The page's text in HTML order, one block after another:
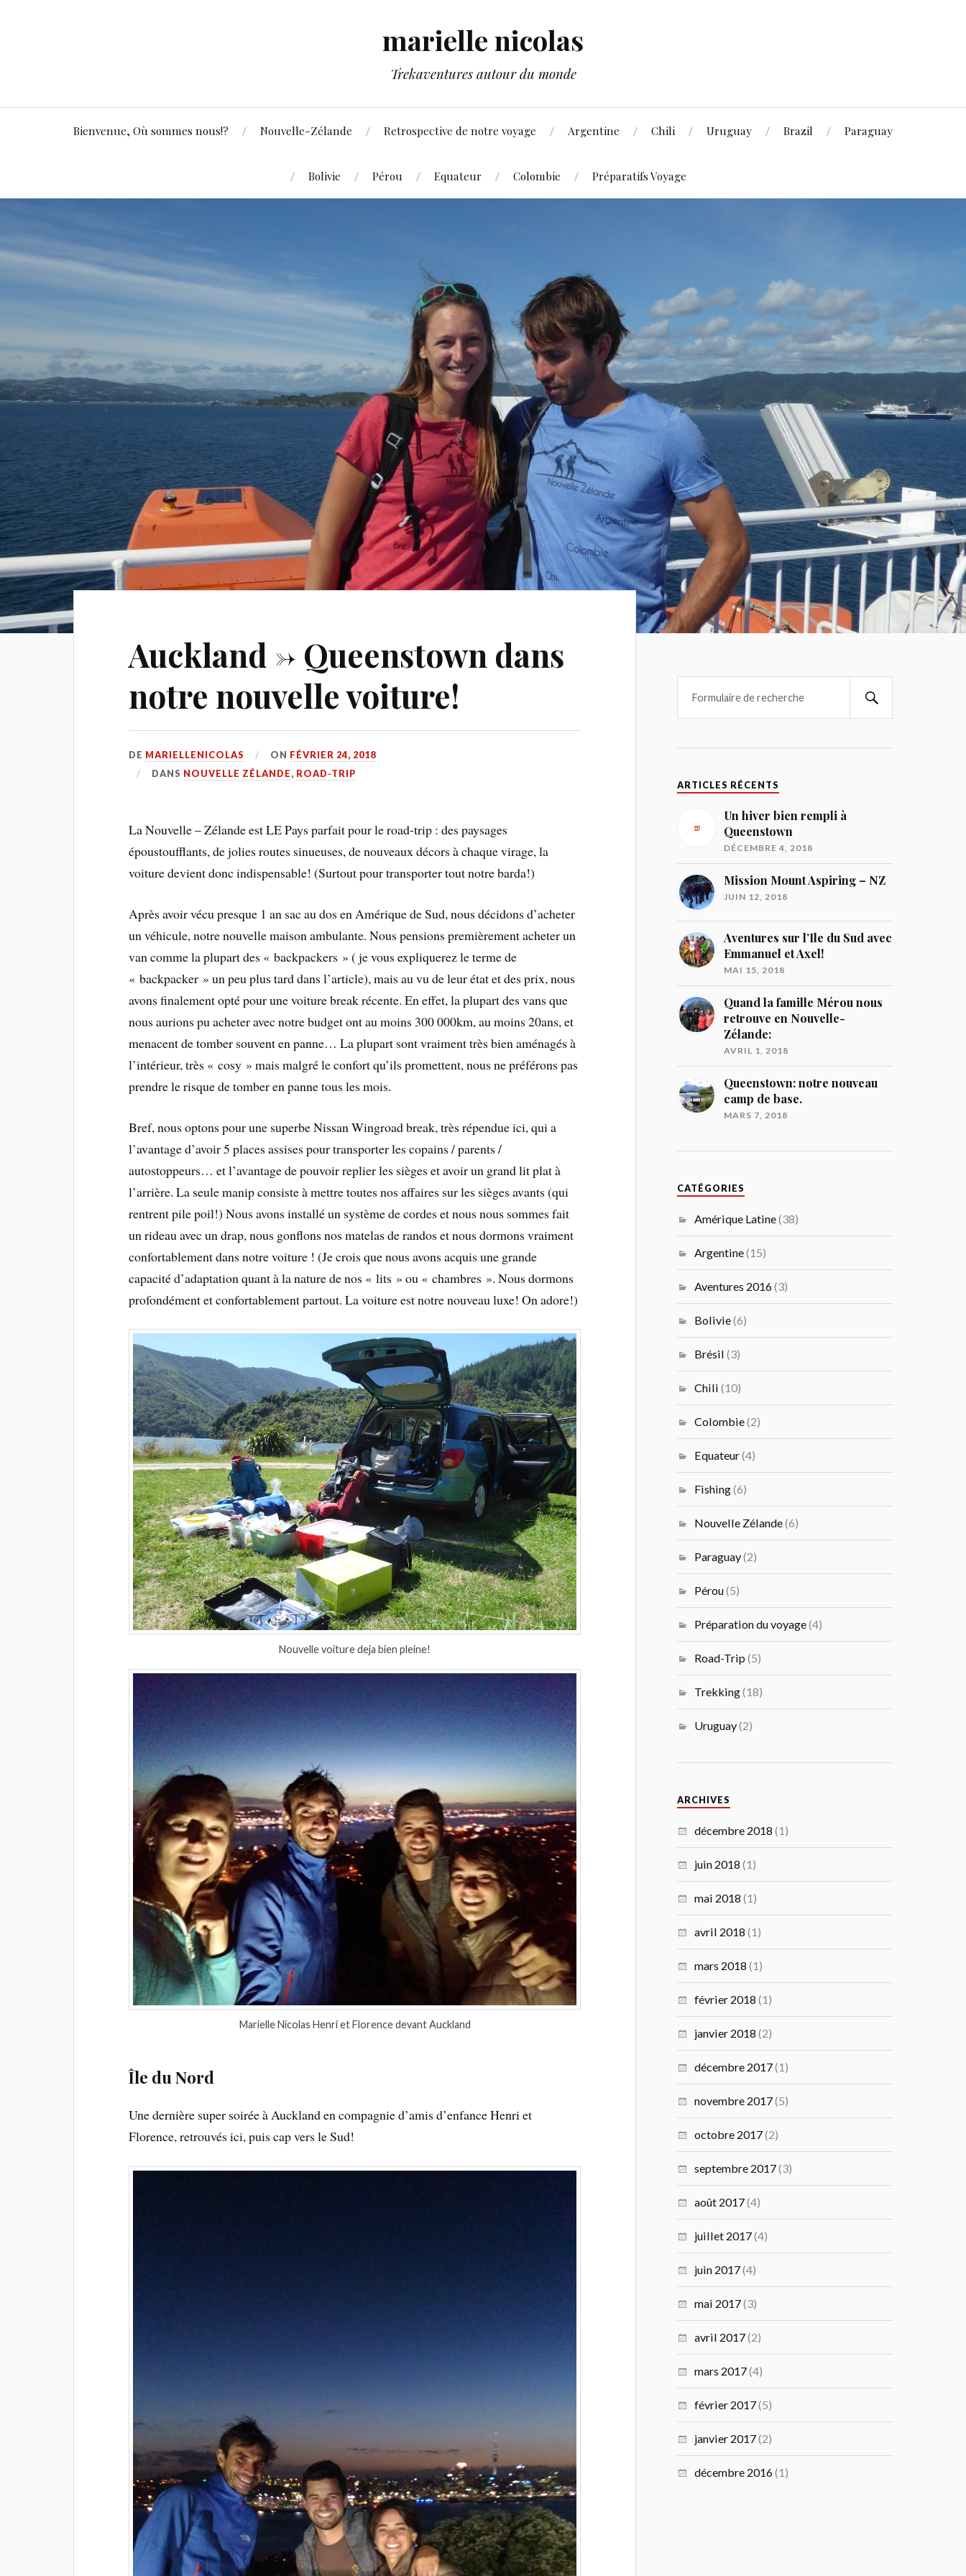
marielle nicolas
Trekaventures autour du monde
Bienvenue, Où sommes nous!? Nouvelle-Zélande Retrospective de notre voyage Argentine Chili Uruguay Brazil Paraguay
Bolivie Pérou Equateur Colombie Préparatifs Voyage
Auckland -> Queenstown dans
notre nouvelle voiture!
DE MARIELLENICOLAS ON FÉVRIER 24, 2018
DANS NOUVELLE ZÉLANDE, ROAD-TRIP
La Nouvelle – Zélande est LE Pays parfait pour le road-trip : des paysages
époustoufflants, de jolies routes sinueuses, de nouveaux décors à chaque virage, la
voiture devient donc indispensable! (Surtout pour transporter tout notre barda!)
Après avoir vécu presque 1 an sac au dos en Amérique de Sud, nous décidons d’acheter
un véhicule, notre nouvelle maison ambulante. Nous pensions premièrement acheter un
van comme la plupart des « backpackers » ( je vous expliquerez le terme de
« backpacker » un peu plus tard dans l’article), mais au vu de leur état et des prix, nous
avons finalement opté pour une voiture break récente. En effet, la plupart des vans que
nous aurions pu acheter avec notre budget ont au moins 300 000km, au moins 20ans, et
menacent de tomber souvent en panne… La plupart sont vraiment très bien aménagés à
l’intérieur, très « cosy » mais malgré le confort qu’ils promettent, nous ne préférons pas
prendre le risque de tomber en panne tous les mois.
Bref, nous optons pour une superbe Nissan Wingroad break, très répendue ici, qui a
l’avantage d’avoir 5 places assises pour transporter les copains / parents /
autostoppeurs… et l’avantage de pouvoir replier les sièges et avoir un grand lit plat à
l’arrière. La seule manip consiste à mettre toutes nos affaires sur les sièges avants (qui
rentrent pile poil!) Nous avons installé un système de cordes et nous nous sommes fait
un rideau avec un drap, nous gonflons nos matelas de randos et nous dormons vraiment
confortablement dans notre voiture ! (Je crois que nous avons acquis une grande
capacité d’adaptation quant à la nature de nos « lits » ou « chambres ». Nous dormons
profondément et confortablement partout. La voiture est notre nouveau luxe! On adore!)
Nouvelle voiture deja bien pleine!
Marielle Nicolas Henri et Florence devant Auckland
Île du Nord
Une dernière super soirée à Auckland en compagnie d’amis d’enfance Henri et
Florence, retrouvés ici, puis cap vers le Sud!
ARTICLES RÉCENTS
Un hiver bien rempli à
Queenstown
DÉCEMBRE 4, 2018
Mission Mount Aspiring – NZ
JUIN 12, 2018
Aventures sur l’Ile du Sud avec
Emmanuel et Axel!
MAI 15, 2018
Quand la famille Mérou nous
retrouve en Nouvelle-
Zélande:
AVRIL 1, 2018
Queenstown: notre nouveau
camp de base.
MARS 7, 2018
CATÉGORIES
Amérique Latine(38)
Argentine(15)
Aventures 2016(3)
Bolivie(6)
Brésil (3)
Chili (10)
Colombie(2)
Equateur(4)
Fishing(6)
Nouvelle Zélande(6)
Paraguay(2)
Pérou(5)
Préparation du voyage(4)
Road-Trip (5)
Trekking(18)
Uruguay(2)
ARCHIVES
décembre 2018 (1)
juin 2018 (1)
mai 2018 (1)
avril 2018 (1)
mars 2018 (1)
février 2018 (1)
janvier 2018 (2)
décembre 2017(1)
novembre 2017(5)
octobre 2017(2)
septembre 2017(3)
août 2017(4)
juillet 2017(4)
juin 2017(4)
mai 2017(3)
avril 2017(2)
mars 2017(4)
février 2017(5)
janvier 2017(2)
décembre 2016(1)